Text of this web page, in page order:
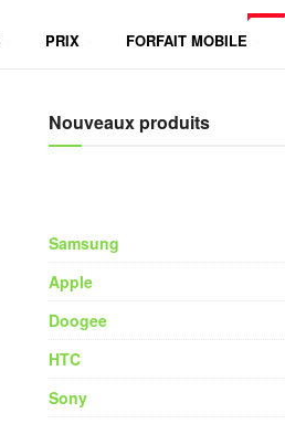
PRIX FORFAIT MOBILE
Nouveaux produits
Samsung
Apple
Doogee
HTC
Sony